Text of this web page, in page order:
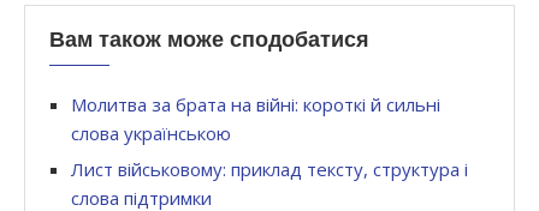
Вам також може сподобатися
Молитва за брата на війні: короткі й сильні
слова українською
Лист військовому: приклад тексту, структура і
слова підтримки